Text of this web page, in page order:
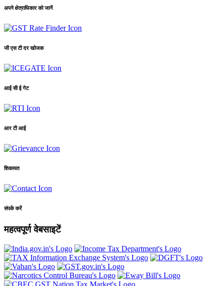
अपने क्षेत्राधिकार को जानें
जी एस टी दर खोजक
आई सी ई गेट
आर टी आई
शिकायत
संपर्क करें
महत्वपूर्ण वेबसाइटें